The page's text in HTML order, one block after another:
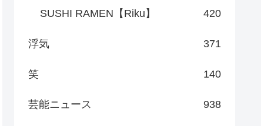
SUSHI RAMEN【Riku】 420
浮気 371
笑 140
芸能ニュース 938